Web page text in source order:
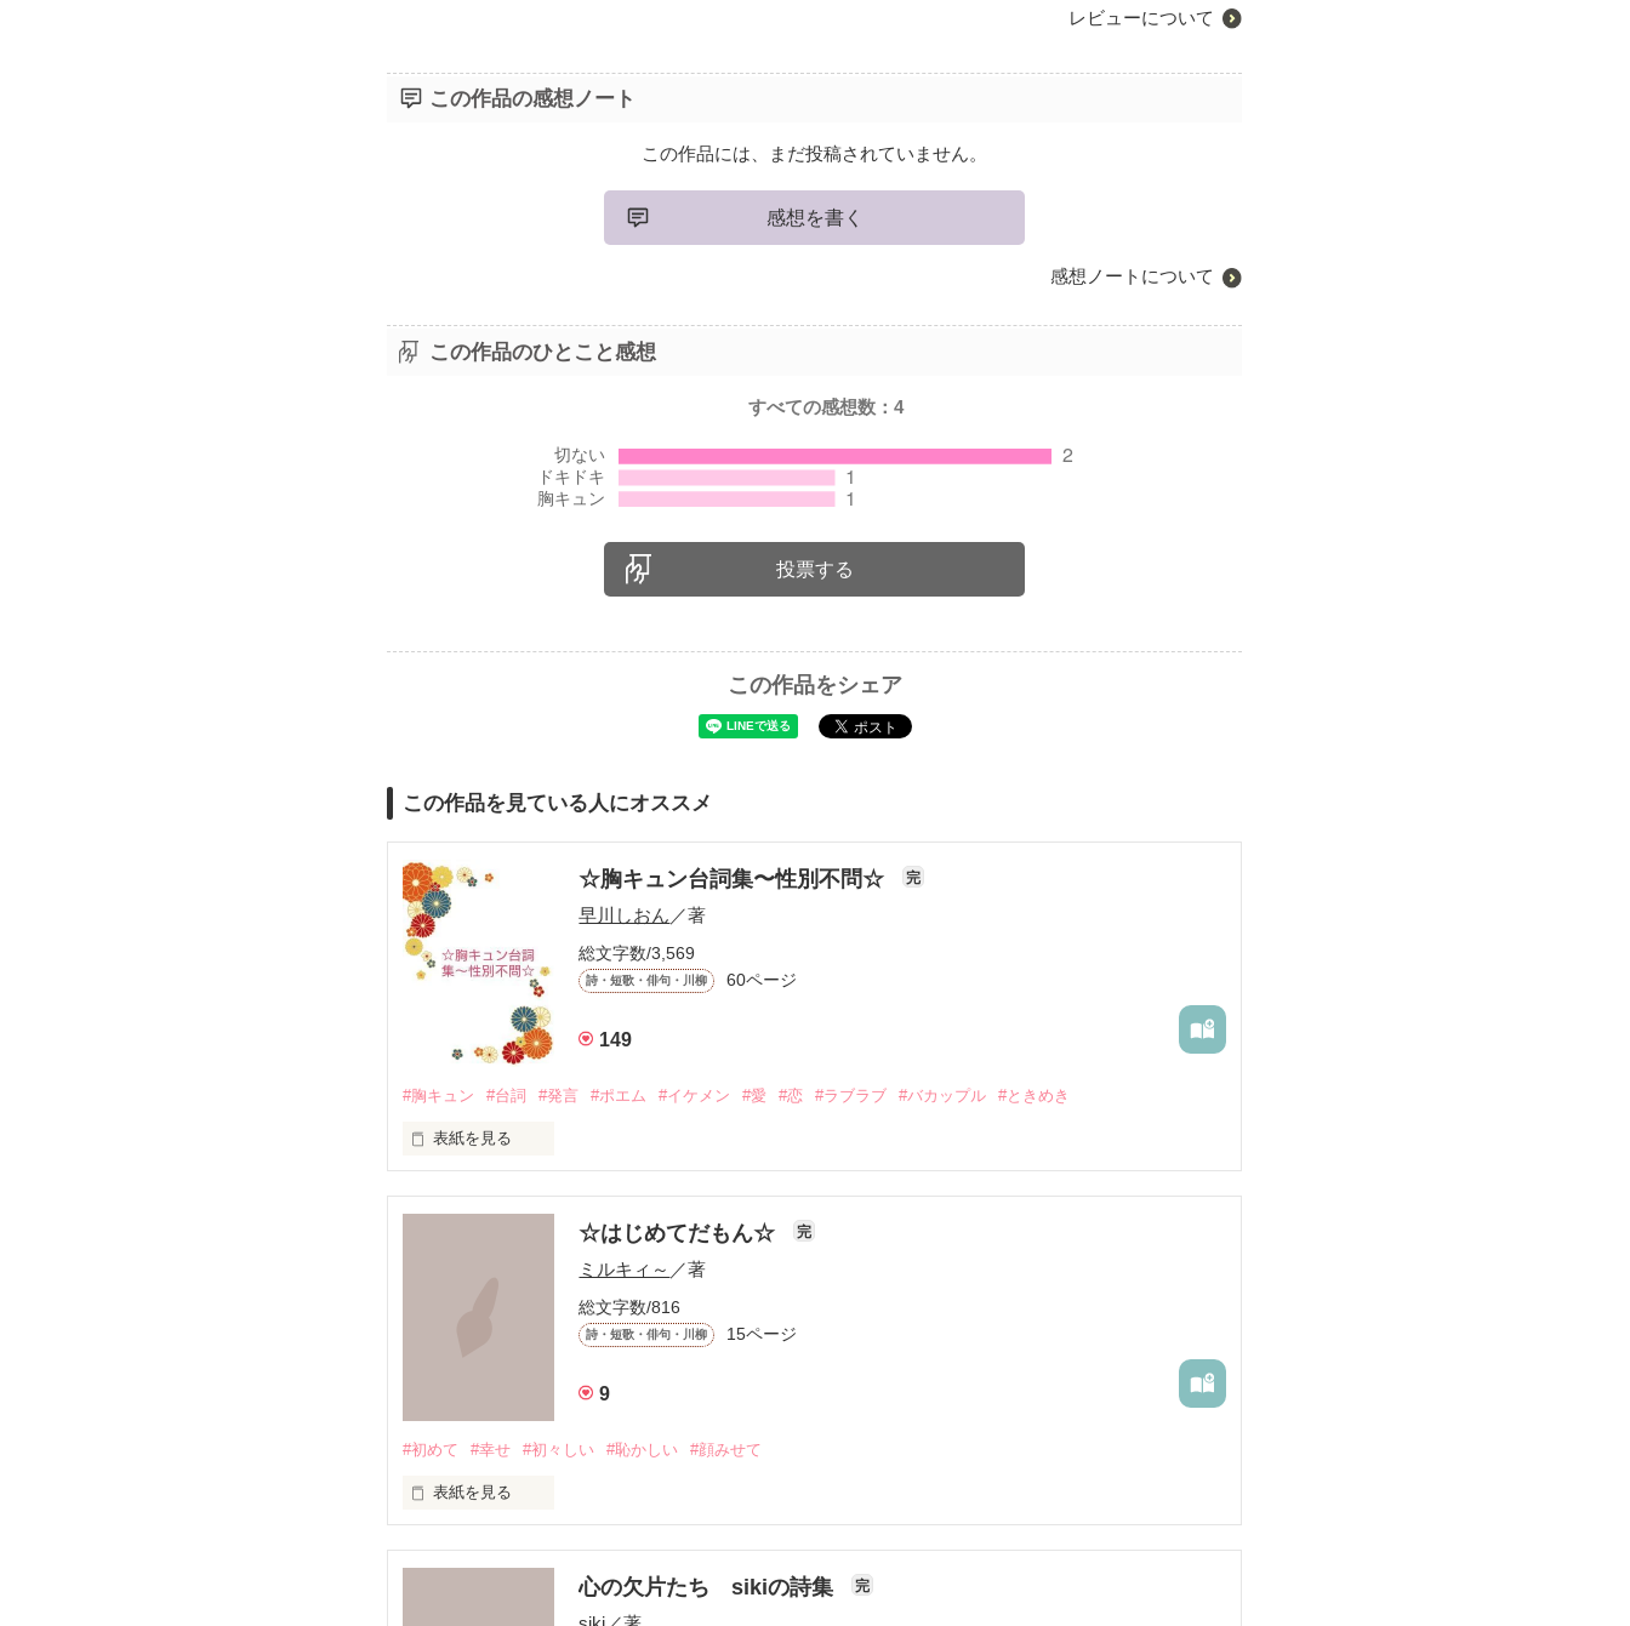
レビューについて
この作品の感想ノート
この作品には、まだ投稿されていません。
感想を書く
感想ノートについて
この作品のひとこと感想
すべての感想数：4
投票する
この作品をシェア
この作品を見ている人にオススメ
☆胸キュン台詞集〜性別不問☆ 完
早川しおん ／著
総文字数/3,569
詩・短歌・俳句・川柳 60ページ
149
#胸キュン #台詞 #発言 #ポエム #イケメン #愛 #恋 #ラブラブ #バカップル #ときめき
表紙を見る
ドキッとしてくれますか……？」
長年多くの方にご愛読いただいていて嬉しいです。
2025年もよろしくお願いします♪
胸キュンな台詞を読んで、
たくさん妄想しちゃってください
☆はじめてだもん☆ 完
ミルキィ～ ／著
総文字数/816
詩・短歌・俳句・川柳 15ページ
9
#初めて #幸せ #初々しい #恥かしい #顔みせて
表紙を見る
心の欠片たち sikiの詩集 完